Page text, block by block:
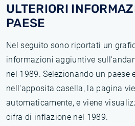
ULTERIORI
PAESE
Nel seguito sono riportati un
informazioni aggiuntive
nel 1989. Selezionando un paese
nell'apposita casella, la pagina
automaticamente, e viene
cifra di inflazione nel 1989.